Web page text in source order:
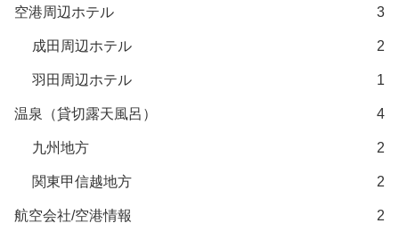
空港周辺ホテル 3
成田周辺ホテル 2
羽田周辺ホテル 1
温泉（貸切露天風呂） 4
九州地方 2
関東甲信越地方 2
航空会社/空港情報 2